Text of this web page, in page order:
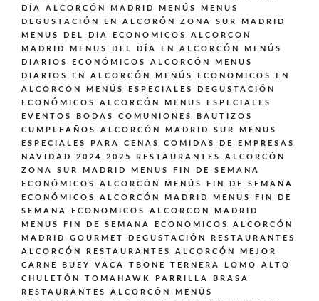
DÍA ALCORCÓN MADRID
MENÚS
MENUS
DEGUSTACIÓN EN ALCORÓN ZONA SUR MADRID
MENUS DEL DIA ECONOMICOS ALCORCON
MADRID
MENUS DEL DÍA EN ALCORCÓN
MENÚS
DIARIOS ECONÓMICOS ALCORCÓN
MENUS
DIARIOS EN ALCORCÓN
MENÚS ECONOMICOS EN
ALCORCON
MENÚS ESPECIALES DEGUSTACIÓN
ECONÓMICOS ALCORCÓN
MENUS ESPECIALES
EVENTOS BODAS COMUNIONES BAUTIZOS
CUMPLEAÑOS ALCORCÓN MADRID SUR
MENUS
ESPECIALES PARA CENAS COMIDAS DE EMPRESAS
NAVIDAD 2024 2025 RESTAURANTES ALCORCÓN
ZONA SUR MADRID
MENUS FIN DE SEMANA
ECONÓMICOS ALCORCÓN
MENÚS FIN DE SEMANA
ECONÓMICOS ALCORCÓN MADRID
MENUS FIN DE
SEMANA ECONOMICOS ALCORCON MADRID
MENUS FIN DE SEMANA ECONOMICOS ALCORCÓN
MADRID GOURMET DEGUSTACIÓN
RESTAURANTES
ALCORCÓN
RESTAURANTES ALCORCÓN MEJOR
CARNE BUEY VACA TBONE TERNERA LOMO ALTO
CHULETÓN TOMAHAWK PARRILLA BRASA
RESTAURANTES ALCORCÓN MENÚS